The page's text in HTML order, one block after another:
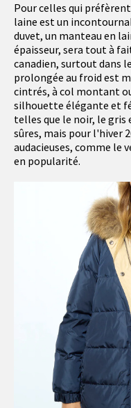
Pour celles qui
laine est un
duvet, un manteau en
épaisseur, sera tout à
canadien, surtout dans
prolongée au froid est
cintrés, à col montant
silhouette élégante et
telles que le noir, le gris
sûres, mais pour l'hiver
audacieuses, comme le
en popularité.